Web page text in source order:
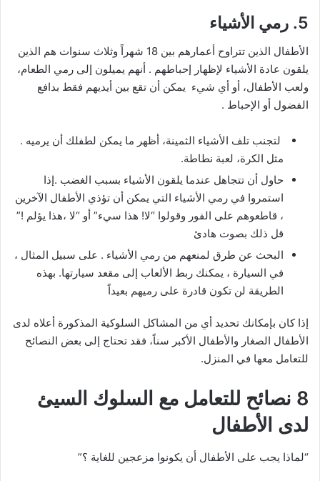
5. رمي الأشياء
الأطفال الذين تتراوح أعمارهم بين 18 شهراً وثلاث سنوات هم الذين
يلقون عادة الأشياء لإظهار إحباطهم . أنهم يميلون إلى رمي الطعام،
ولعب الأطفال، أو أي شيء يمكن أن تقع بين أيديهم فقط بدافع
الفضول أو الإحباط .
لتجنب تلف الأشياء الثمينة، أظهر ما يمكن لطفلك أن يرميه .
مثل الكرة، لعبة نطاطة.
حاول أن تتجاهل عندما يلقون الأشياء بسبب الغضب .إذا
استمروا في رمي الأشياء التي يمكن أن تؤذي الأطفال الآخرين
، قاطعوهم على الفور وقولوا “لا! هذا سيء” أو “لا ،هذا يؤلم !”
قل ذلك بصوت هادئ
البحث عن طرق لمنعهم من رمي الأشياء . على سبيل المثال ،
في السيارة ، يمكنك ربط الألعاب إلى مقعد سيارتها. بهذه
الطريقة لن تكون قادرة على رميهم بعيداً
إذا كان بإمكانك تحديد أي من المشاكل السلوكية المذكورة أعلاه لدى
الأطفال الصغار والأطفال الأكبر سناً، فقد تحتاج إلى بعض النصائح
للتعامل معها في المنزل.
8 نصائح للتعامل مع السلوك السيئ
لدى الأطفال
“لماذا يجب على الأطفال أن يكونوا مزعجين للغاية ؟”